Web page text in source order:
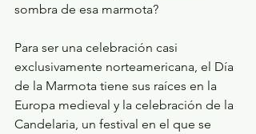
sombra de esa marmota?
Para ser una celebración casi
exclusivamente norteamericana, el Día
de la Marmota tiene sus raíces en la
Europa medieval y la celebración de la
Candelaria, un festival en el que se